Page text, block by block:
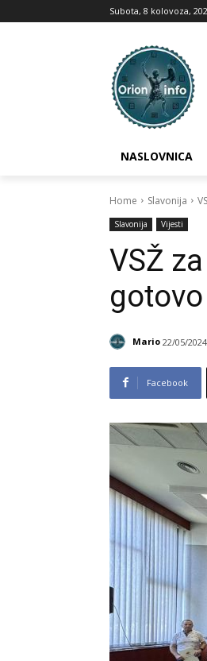
Subota, 8 kolovoza,
NASLOVNICA
Home Slavonija
Slavonija Vijesti
VSŽ
Mario 22/05/2024
Facebook